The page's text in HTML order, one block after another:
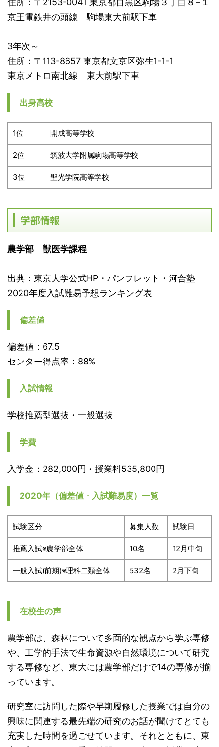
京王電鉄井の頭線 駒場東大前駅下車
3年次～
住所：〒113-8657 東京都文京区弥生1-1-1
東京メトロ南北線 東大前駅下車
出身高校
1位 開成高等学校
2位 筑波大学附属駒場高等学校
3位 聖光学院高等学校
学部情報
農学部 獣医学課程
出典：東京大学公式HP・パンフレット・河合塾
2020年度入試難易予想ランキング表
偏差値
偏差値：67.5
センター得点率：88%
入試情報
学校推薦型選抜・一般選抜
学費
入学金：282,000円・授業料535,800円
2020年（偏差値・入試難易度）一覧
試験区分 募集人数 試験日
推薦入試※農学部全体 10名 12月中旬
一般入試(前期)※理科二類全体 532名 2月下旬
在校生の声
農学部は、森林について多面的な観点から学ぶ専修
や、工学的手法で生命資源や自然環境について研究
する専修など、東大には農学部だけで14の専修が揃
っています。
研究室に訪問した際や早期履修した授業では自分の
興味に関連する最先端の研究のお話が聞けてとても
充実した時間を過ごせています。それとともに、東